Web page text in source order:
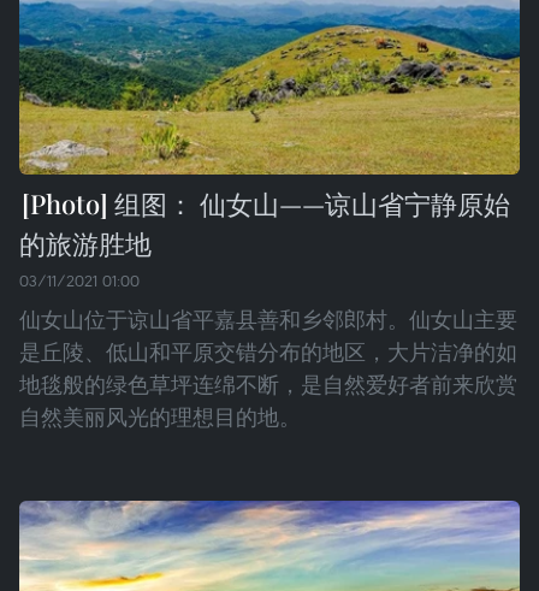
组图： 仙女山——谅山省宁静原始
的旅游胜地
03/11/2021 01:00
仙女山位于谅山省平嘉县善和乡邻郎村。仙女山主要
是丘陵、低山和平原交错分布的地区，大片洁净的如
地毯般的绿色草坪连绵不断，是自然爱好者前来欣赏
自然美丽风光的理想目的地。